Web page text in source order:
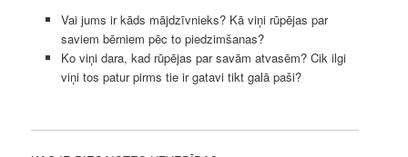
Vai jums ir kāds mājdzīvnieks? Kā viņi rūpējas par
saviem bērniem pēc to piedzimšanas?
Ko viņi dara, kad rūpējas par savām atvasēm? Cik ilgi
viņi tos patur pirms tie ir gatavi tikt galā paši?